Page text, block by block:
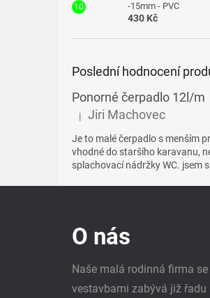
-15mm - PVC
430 Kč
Poslední hodnocení
Ponorné čerpadlo 12l/m
Hodnocení produktu je 5 z 5
| Jiri Machovec
Je to malé čerpadlo s menším
vhodné do staršího karavanu,
splachovací nádržky WC. jsem
O nás
Naše malá rodinná firma
vestavbami zabývá již řadu